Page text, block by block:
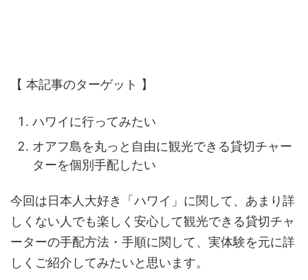
【 本記事のターゲット 】
ハワイに行ってみたい
オアフ島を丸っと自由に観光できる貸切チャー
ターを個別手配したい
今回は日本人大好き「ハワイ」に関して、あまり詳
しくない人でも楽しく安心して観光できる貸切チャ
ーターの手配方法・手順に関して、実体験を元に詳
しくご紹介してみたいと思います。